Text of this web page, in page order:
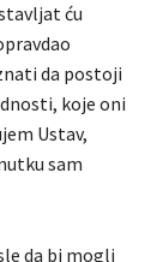
ću
da postoji
koje oni
Ustav,
sam
da bi mogli